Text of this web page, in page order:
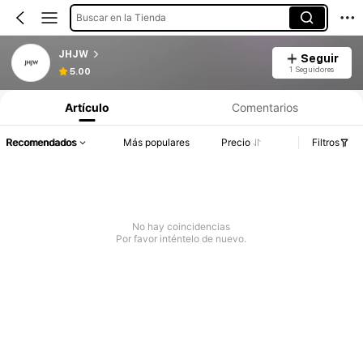
Buscar en la Tienda
JHJW
5.00
Seguir
1 Seguidores
Artículo Comentarios
Recomendados Más populares Precio Filtros
No hay coincidencias
Por favor inténtelo de nuevo.